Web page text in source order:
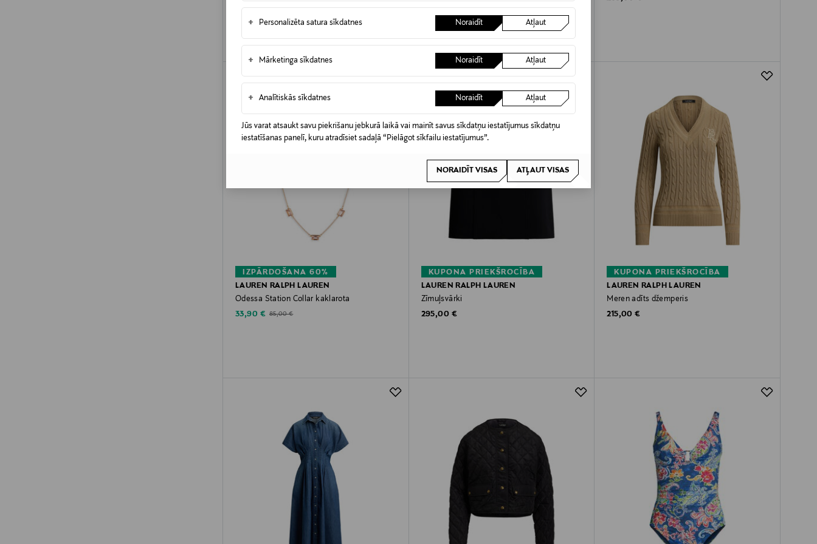
+ Personalizēta satura sīkdatnes Noraidīt Atļaut
+ Mārketinga sīkdatnes Noraidīt Atļaut
+ Analītiskās sīkdatnes Noraidīt Atļaut
Jūs varat atsaukt savu piekrišanu jebkurā laikā vai mainīt savus sīkdatņu iestatījumus sīkdatņu
iestatīšanas panelī, kuru atradīsiet sadaļā “Pielāgot sīkfailu iestatījumus”.
NORAIDĪT VISAS ATĻAUT VISAS
IZPĀRDOŠANA 60%
LAUREN RALPH LAUREN
Odessa Station Collar kaklarota
Discounted Price
33,90 € Original Price
85,00 €
KUPONA PRIEKŠROCĪBA
LAUREN RALPH LAUREN
Zīmuļsvārki
Original Price
295,00 €
KUPONA PRIEKŠROCĪBA
LAUREN RALPH LAUREN
Meren adīts džemperis
Original Price
215,00 €